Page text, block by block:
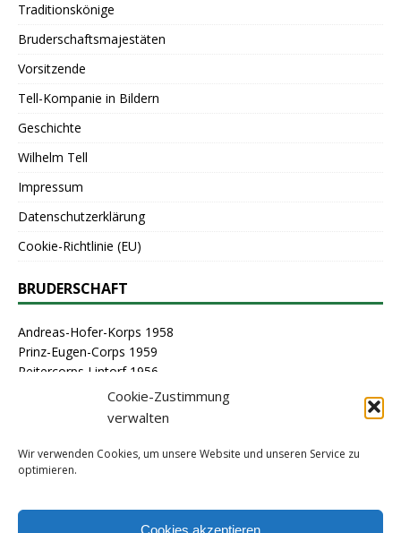
Cookie-Zustimmung
verwalten
Wir verwenden Cookies, um unsere Website und unseren Service zu
optimieren.
Cookies akzeptieren
Traditionskönige
Bruderschaftsmajestäten
Vorsitzende
Tell-Kompanie in Bildern
Geschichte
Wilhelm Tell
Impressum
Datenschutzerklärung
Cookie-Richtlinie (EU)
BRUDERSCHAFT
Andreas-Hofer-Korps 1958
Prinz-Eugen-Corps 1959
Reitercorps Lintorf 1956
St. Georg-Corps 1963
St. Lambertus-Corps 1976
Stammcorps 1963